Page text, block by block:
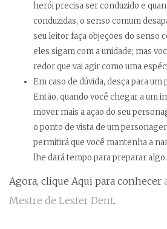
herói precisa ser conduzido e
conduzidas, o senso comum
seu leitor faça objeções do senso
eles sigam com a unidade; mas
redor que vai agir como uma
Em caso de dúvida, desça para
Então, quando você chegar a um
mover mais a ação do seu
o ponto de vista de um
permitirá que você mantenha a
lhe dará tempo para preparar algo.
Agora, clique Aqui para conhecer
Mestre de Lester Dent.